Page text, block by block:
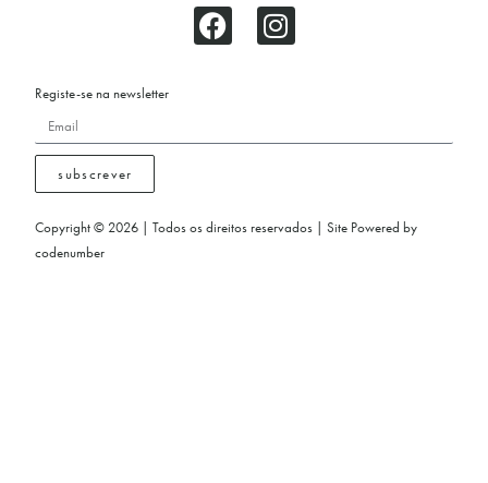
Registe-se na newsletter
subscrever
Copyright © 2026 | Todos os direitos reservados | Site Powered by
codenumber